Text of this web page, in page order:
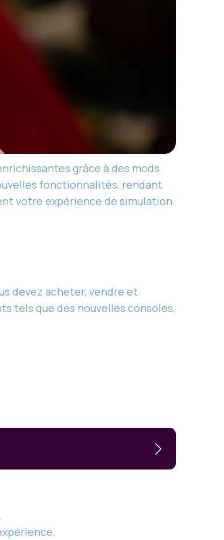
grâce à des mods
fonctionnalités, rendant
votre expérience de simulation
devez acheter, vendre et
tels que des nouvelles consoles,